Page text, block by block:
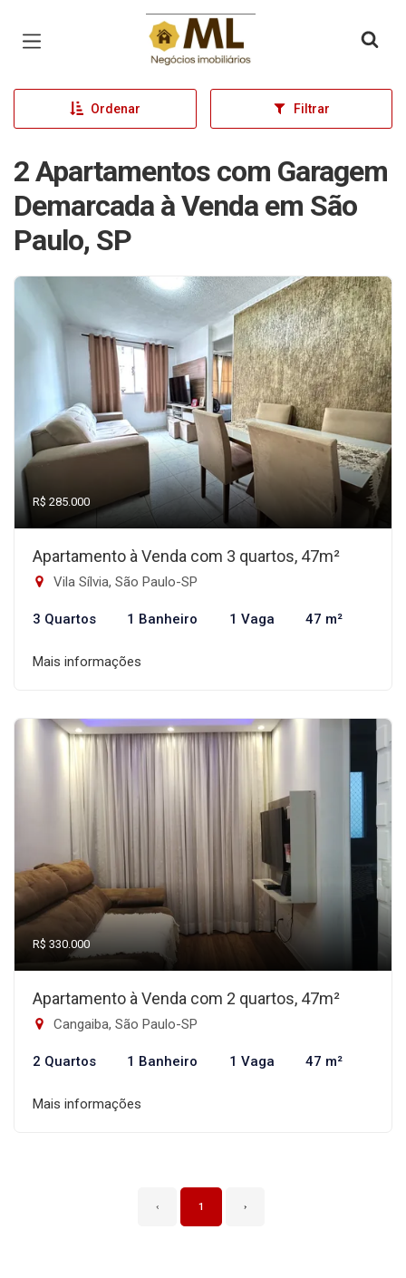
Página inicial
Ordenar Filtrar
2 Apartamentos com Garagem
Demarcada à Venda em São
Paulo, SP
R$ 285.000
Apartamento à Venda com 3 quartos, 47m²
Vila Sílvia, São Paulo-SP
3 Quartos 1 Banheiro 1 Vaga 47 m²
Mais informações
R$ 330.000
Apartamento à Venda com 2 quartos, 47m²
Cangaiba, São Paulo-SP
2 Quartos 1 Banheiro 1 Vaga 47 m²
Mais informações
‹ 1 ›